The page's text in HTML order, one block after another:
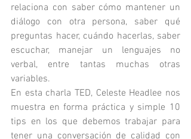
relaciona con saber cómo mantener un
diálogo con otra persona, saber qué
preguntas hacer, cuándo hacerlas, saber
escuchar, manejar un lenguajes no
verbal, entre tantas muchas otras
variables.
En esta charla TED, Celeste Headlee nos
muestra en forma práctica y simple 10
tips en los que debemos trabajar para
tener una conversación de calidad con